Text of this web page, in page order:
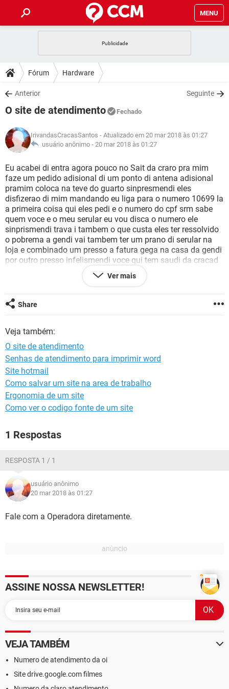
MENU
CELULAR
OUTLOOK
INSTAGRAM GMAIL
GUIA DE COMPRAS
DICAS
JOGOS
INSTAGRAM GMAIL
GUIA DE COMPRAS
DOWNLOADS
JOGOS WHATSAPP
CELULAR
OUTLOOK EXCEL
INSTAGRAM GMAIL
GUIA DE COMPRAS
JOGOS WHATSAPP
CELULAR
OUTLOOK EXCEL
INSTAGRAM GMAIL
GUIA DE COMPRAS
GLOSSÁRIO
WHATSAPP
CELULAR FACEBOOK
OUTLOOK EXCEL
INSTAGRAM GMAIL
GUIA DE COMPRAS
Fórum Hardware
Anterior Seguinte
O site de atendimento Fechado
IrivandasCracasSantos - Atualizado em 20 mar 2018 às 01:27
usuário anônimo - 20 mar 2018 às 01:27
Eu acabei di entra agora pouco no Sait da craro pra mim
faze um pedido adisional di um ponto di antena adisional
pramim coloca na teve do guarto sinpresmendi eles
disfizerao di mim mandando eu liga para o numero 10699 la
a primeira coisa qui eles pedi e o numero do cpf srm sabe
quem voce e o meu serular eu vou disca o numero ele
sinprismendi trava i tambem o que custa eles ter ressolvido
o pobrema a gendi vai tambem ter um prano di serular na
loja e combinado um presso a fatura gega na casa da gendi
por outro presso infelismendi voce qui tem saudi da cracad
s Deus porque agendi ser doendi awui nesse pais voce e
tratado igual um cachorro meu nome e Irivan das Cracas
manda para todos os jornais ate televisao si for posivel
Ver mais
Share
Veja também:
O site de atendimento
Senhas de atendimento para imprimir word
Site hotmail
Como salvar um site na area de trabalho
Ergonomia de um site
Como ver o codigo fonte de um site
1 Respostas
RESPOSTA 1 / 1
usuário anônimo
20 mar 2018 às 01:27
Fale com a Operadora diretamente.
ASSINE NOSSA NEWSLETTER!
VEJA TAMBÉM
Numero de atendimento da oi
Site drive.google.com filmes